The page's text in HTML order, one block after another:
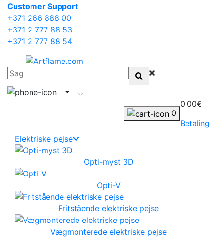
Сustomer Support
+371 266 888 00
+371 2 777 88 53
+371 2 777 88 54
0
0,00€
Betaling
Elektriske pejse
Opti-myst 3D
Opti-V
Fritstående elektriske pejse
Vægmonterede elektriske pejse